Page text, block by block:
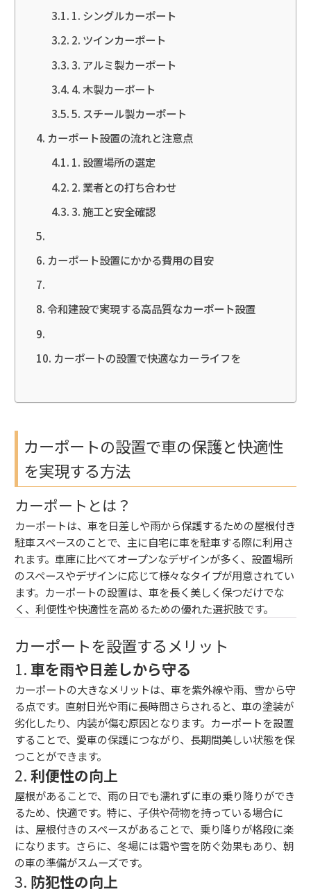
1. シングルカーポート
2. ツインカーポート
3. アルミ製カーポート
4. 木製カーポート
5. スチール製カーポート
カーポート設置の流れと注意点
1. 設置場所の選定
2. 業者との打ち合わせ
3. 施工と安全確認
カーポート設置にかかる費用の目安
令和建設で実現する高品質なカーポート設置
カーポートの設置で快適なカーライフを
カーポートの設置で車の保護と快適性
を実現する方法
カーポートとは？
カーポートは、車を日差しや雨から保護するための屋根付き
駐車スペースのことで、主に自宅に車を駐車する際に利用さ
れます。車庫に比べてオープンなデザインが多く、設置場所
のスペースやデザインに応じて様々なタイプが用意されてい
ます。カーポートの設置は、車を長く美しく保つだけでな
く、利便性や快適性を高めるための優れた選択肢です。
カーポートを設置するメリット
1. 車を雨や日差しから守る
カーポートの大きなメリットは、車を紫外線や雨、雪から守
る点です。直射日光や雨に長時間さらされると、車の塗装が
劣化したり、内装が傷む原因となります。カーポートを設置
することで、愛車の保護につながり、長期間美しい状態を保
つことができます。
2. 利便性の向上
屋根があることで、雨の日でも濡れずに車の乗り降りができ
るため、快適です。特に、子供や荷物を持っている場合に
は、屋根付きのスペースがあることで、乗り降りが格段に楽
になります。さらに、冬場には霜や雪を防ぐ効果もあり、朝
の車の準備がスムーズです。
3. 防犯性の向上